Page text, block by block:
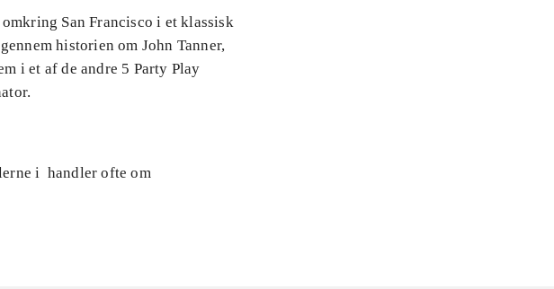
San Francisco i et klassisk
historien om John Tanner,
i et af de andre 5 Party Play
i handler ofte om